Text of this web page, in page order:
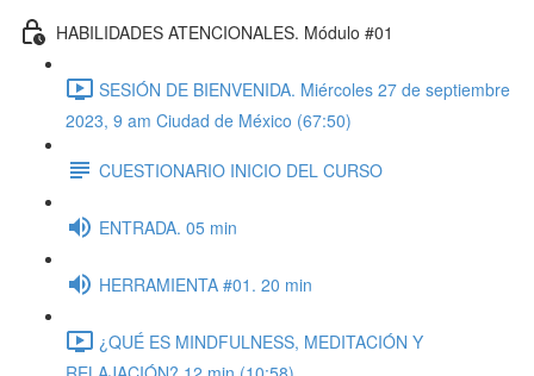
HABILIDADES ATENCIONALES. Módulo #01
SESIÓN DE BIENVENIDA. Miércoles 27 de septiembre
2023, 9 am Ciudad de México (67:50)
CUESTIONARIO INICIO DEL CURSO
ENTRADA. 05 min
HERRAMIENTA #01. 20 min
¿QUÉ ES MINDFULNESS, MEDITACIÓN Y